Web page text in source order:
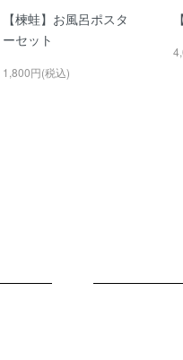
【楝蛙】お風呂ポスタ
ーセット
1,800円(税込)